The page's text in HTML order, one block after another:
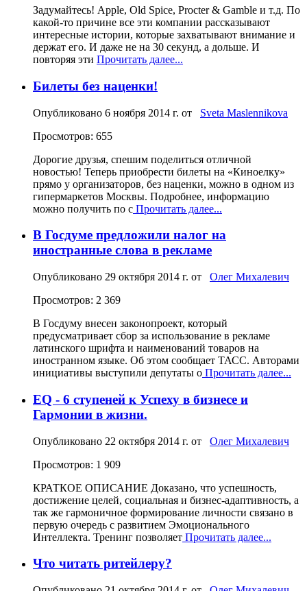
Задумайтесь! Apple, Old Spice, Procter & Gamble и т.д. По
какой-то причине все эти компании рассказывают
интересные истории, которые захватывают внимание и
держат его. И даже не на 30 секунд, а дольше. И
повторяя эти Прочитать далее...
Билеты без наценки!
Опубликовано 6 ноября 2014 г. от Sveta Maslennikova
Просмотров: 655
Дорогие друзья, спешим поделиться отличной
новостью! Теперь приобрести билеты на «Киноелку»
прямо у организаторов, без наценки, можно в одном из
гипермаркетов Москвы. Подробнее, информацию
можно получить по с Прочитать далее...
В Госдуме предложили налог на
иностранные слова в рекламе
Опубликовано 29 октября 2014 г. от Олег Михалевич
Просмотров: 2 369
В Госдуму внесен законопроект, который
предусматривает сбор за использование в рекламе
латинского шрифта и наименований товаров на
иностранном языке. Об этом сообщает ТАСС. Авторами
инициативы выступили депутаты о Прочитать далее...
EQ - 6 ступеней к Успеху в бизнесе и
Гармонии в жизни.
Опубликовано 22 октября 2014 г. от Олег Михалевич
Просмотров: 1 909
КРАТКОЕ ОПИСАНИЕ Доказано, что успешность,
достижение целей, социальная и бизнес-адаптивность, а
так же гармоничное формирование личности связано в
первую очередь с развитием Эмоционального
Интеллекта. Тренинг позволяет Прочитать далее...
Что читать ритейлеру?